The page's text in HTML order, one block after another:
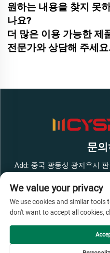
원하는 내용을 찾지 못
나요?
더 많은 이용 가능한 제
전문가와 상담해 주세
문의
Add: 중국 광동성 광저우시
전화:+86-13316062192
이메일:[email protected]
Copyright © 광저우 Cyspace
개인정보 보호
We value your privacy
We use cookies and similar tools
don't want to accept all cookies,